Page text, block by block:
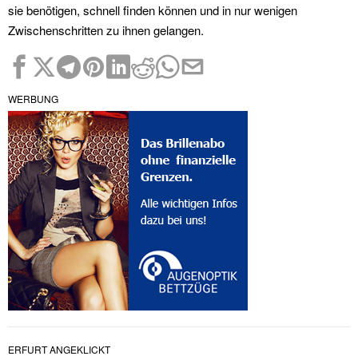
sie benötigen, schnell finden können und in nur wenigen
Zwischenschritten zu ihnen gelangen.
WERBUNG
ERFURT ANGEKLICKT